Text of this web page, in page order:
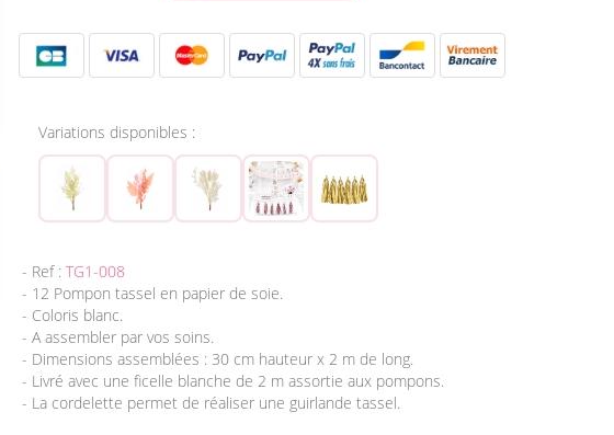
Variations disponibles :
- Ref : TG1-008
- 12 Pompon tassel en papier de soie.
- Coloris blanc.
- A assembler par vos soins.
- Dimensions assemblées : 30 cm hauteur x 2 m de long.
- Livré avec une ficelle blanche de 2 m assortie aux pompons.
- La cordelette permet de réaliser une guirlande tassel.